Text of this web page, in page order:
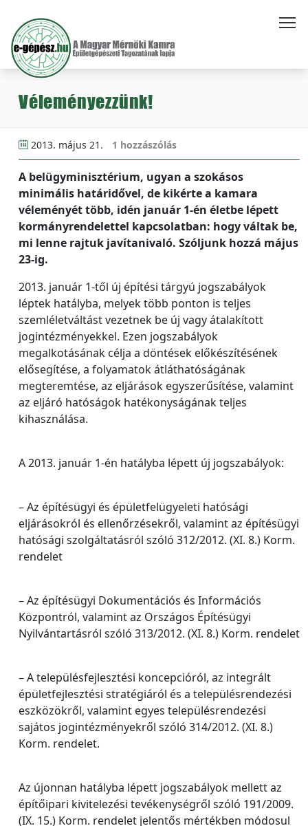
Véleményezzünk!
2013. május 21. 1 hozzászólás
A belügyminisztérium, ugyan a szokásos
minimális határidővel, de kikérte a kamara
véleményét több, idén január 1-én életbe lépett
kormányrendelettel kapcsolatban: hogy váltak be,
mi lenne rajtuk javítanivaló. Szóljunk hozzá május
23-ig.
2013. január 1-től új építési tárgyú jogszabályok
léptek hatályba, melyek több ponton is teljes
szemléletváltást vezetnek be új vagy átalakított
jogintézményekkel. Ezen jogszabályok
megalkotásának célja a döntések előkészítésének
elősegítése, a folyamatok átláthatóságának
megteremtése, az eljárások egyszerűsítése, valamint
az eljáró hatóságok hatékonyságának teljes
kihasználása.
A 2013. január 1-én hatályba lépett új jogszabályok:
– Az építésügyi és épületfelügyeleti hatósági
eljárásokról és ellenőrzésekről, valamint az építésügyi
hatósági szolgáltatásról szóló 312/2012. (XI. 8.) Korm.
rendelet
– Az építésügyi Dokumentációs és Információs
Központról, valamint az Országos Építésügyi
Nyilvántartásról szóló 313/2012. (XI. 8.) Korm. rendelet
– A településfejlesztési koncepcióról, az integrált
épületfejlesztési stratégiáról és a településrendezési
eszközökről, valamint egyes településrendezési
sajátos jogintézményekről szóló 314/2012. (XI. 8.)
Korm. rendelet.
Az újonnan hatályba lépett jogszabályok mellett az
építőipari kivitelezési tevékenységről szóló 191/2009.
(IX. 15.) Korm. rendelet jelentős mértékben módosul